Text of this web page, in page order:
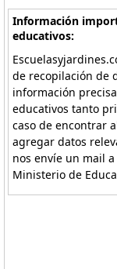
Información
educativos:
de recopilación de
información
educativos tanto
caso de encontrar
agregar datos
nos envíe un mail
Ministerio de